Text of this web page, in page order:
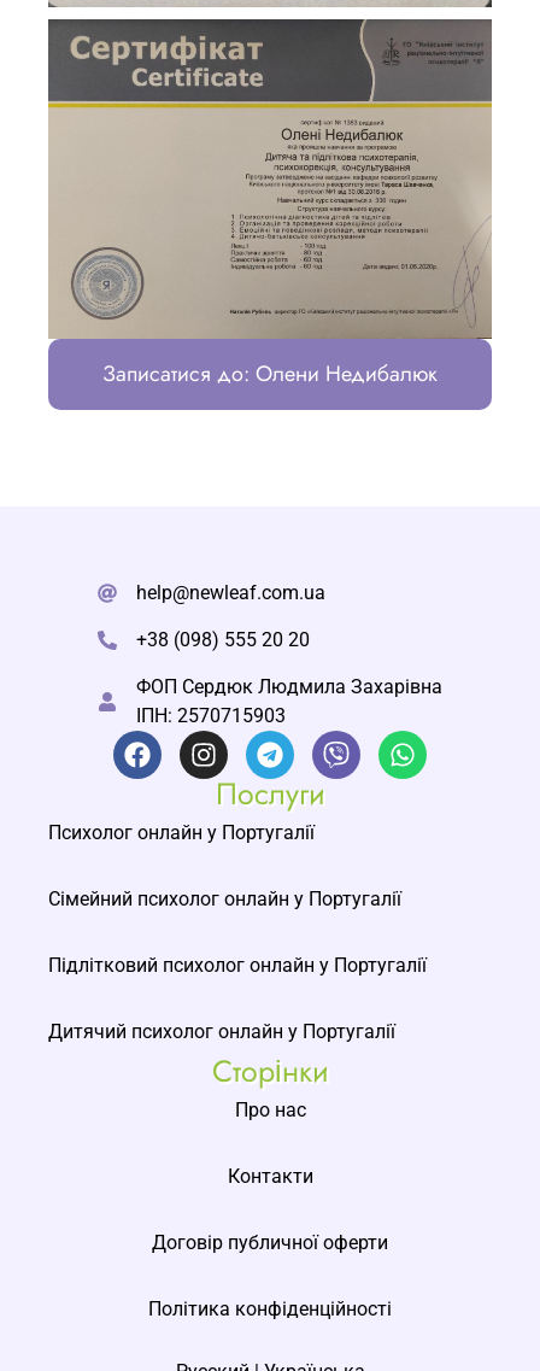
Записатися до: Олени Недибалюк
help@newleaf.com.ua
+38 (098) 555 20 20
ФОП Сердюк Людмила Захарівна
ІПН: 2570715903
Послуги
Психолог онлайн у Португалії
Сімейний психолог онлайн у Португалії
Підлітковий психолог онлайн у Португалії
Дитячий психолог онлайн у Португалії
Сторінки
Про нас
Контакти
Договір публичної оферти
Політика конфіденційності